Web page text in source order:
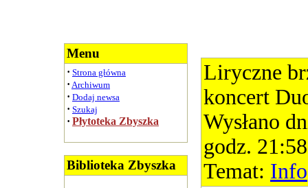
Menu
· Strona główna
· Archiwum
· Dodaj newsa
· Szukaj
· Płytoteka Zbyszka
Biblioteka Zbyszka
Liryczne
koncert
Wysłano
godz.
Temat: Info